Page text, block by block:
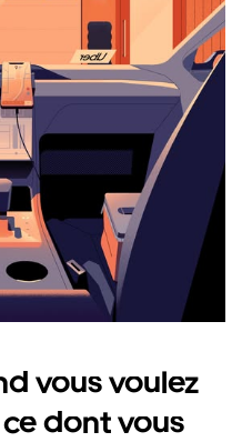
vous voulez
dont vous